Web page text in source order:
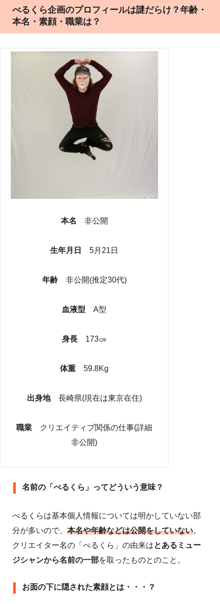
べるくら企画のプロフィールは謎だらけ？年齢・
本名・素顔・職業は？
本名 非公開
生年月日 5月21日
年齢 非公開(推定30代)
血液型 A型
身長 173㎝
体重 59.8Kg
出身地 長崎県(現在は東京在住)
職業
クリエイティブ関係の仕事(詳細
非公開)
名前の「べるくら」ってどういう意味？
べるくらは基本個人情報については明かしていない部
分が多いので、 本名や年齢などは公開をしていない。
クリエイター名の「べるくら」の由来はとあるミュー
ジシャンから名前の一部を取ったものとのこと。
お面の下に隠された素顔とは・・・？